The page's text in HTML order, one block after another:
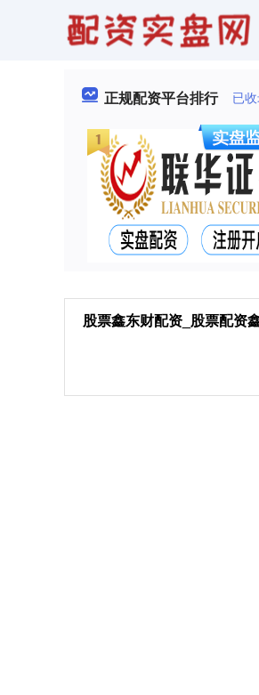
正规配资平台排行 已
股票鑫东财配资_股票配资